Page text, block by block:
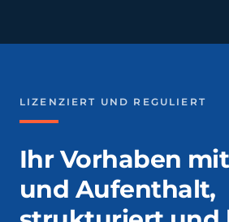
LIZENZIERT UND REGULIERT
Ihr Vorhaben
und Aufenthalt,